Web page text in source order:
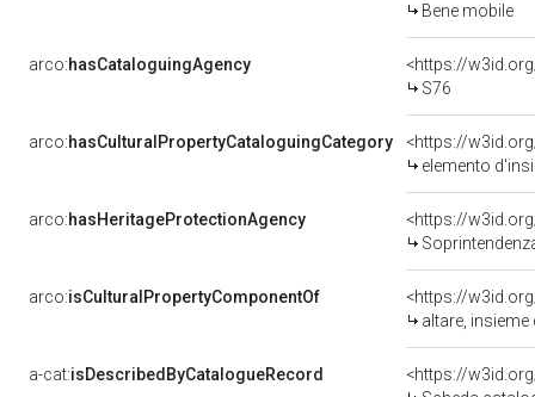
Bene mobile
arco:hasCataloguingAgency
<https://
S76
arco:hasCulturalPropertyCataloguingCategory
<https://
elemento
arco:hasHeritageProtectionAgency
<https://
arco:isCulturalPropertyComponentOf
<https://
altare,
a-cat:isDescribedByCatalogueRecord
<https://